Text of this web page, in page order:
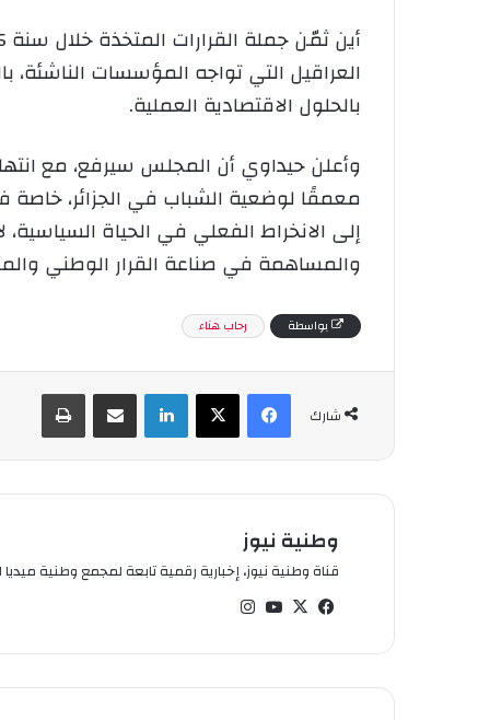
العراقيل التي تواجه المؤسسات
بالحلول الاقتصادية العملية.
وأعلن حيداوي أن المجلس سيرفع، مع
معمقًا لوضعية الشباب في الجزائر،
إلى الانخراط الفعلي في الحياة
والمساهمة في صناعة القرار الوطني
بواسطة رحاب هناء
شارك
فيسبوك لينكدإن شارك عبر الإيميل
وطنية نيوز
قناة وطنية نيوز، إخبارية رقمية تابعة لمجمع وطنية ميديا
في
وك
‫X
‫You
e ام